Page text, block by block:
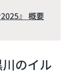
』 概要
のイル